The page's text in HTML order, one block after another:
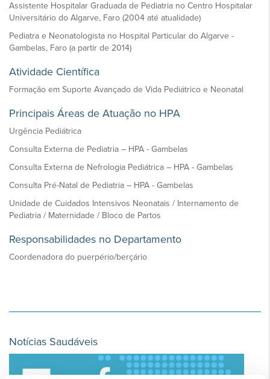
Assistente Hospitalar Graduada de Pediatria no Centro Hospitalar
Universitário do Algarve, Faro (2004 até atualidade)
Pediatra e Neonatologista no Hospital Particular do Algarve -
Gambelas, Faro (a partir de 2014)
Atividade Científica
Formação em Suporte Avançado de Vida Pediátrico e Neonatal
Principais Áreas de Atuação no HPA
Urgência Pediátrica
Consulta Externa de Pediatria – HPA - Gambelas
Consulta Externa de Nefrologia Pediátrica – HPA - Gambelas
Consulta Pré-Natal de Pediatria – HPA - Gambelas
Unidade de Cuidados Intensivos Neonatais / Internamento de
Pediatria / Maternidade / Bloco de Partos
Responsabilidades no Departamento
Coordenadora do puerpério/berçário
Notícias Saudáveis